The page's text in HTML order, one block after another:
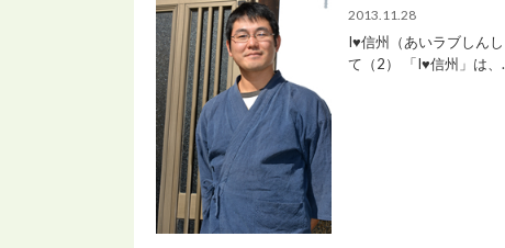
2013.11.28
I♥信州（あいラブしん
て（2） 「I♥信州」は、